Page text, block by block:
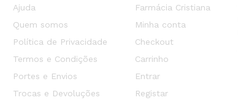
Ajuda
Quem somos
Política de Privacidade
Termos e Condições
Portes e Envios
Trocas e Devoluções
Farmácia Cristiana
Minha conta
Checkout
Carrinho
Entrar
Registar